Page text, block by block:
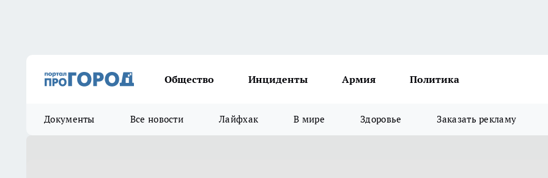
Общество Инциденты Армия Политика
Документы Все новости Лайфхак В мире Здоровье Заказать рекламу